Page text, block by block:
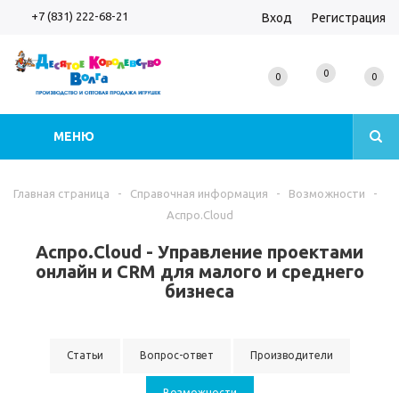
+7 (831) 222-68-21 Вход Регистрация
МЕНЮ
0 0 0
Главная страница - Справочная информация - Возможности
-
Аспро.Cloud
Аспро.Cloud - Управление проектами
онлайн и CRM для малого и среднего
бизнеса
Статьи Вопрос-ответ Производители